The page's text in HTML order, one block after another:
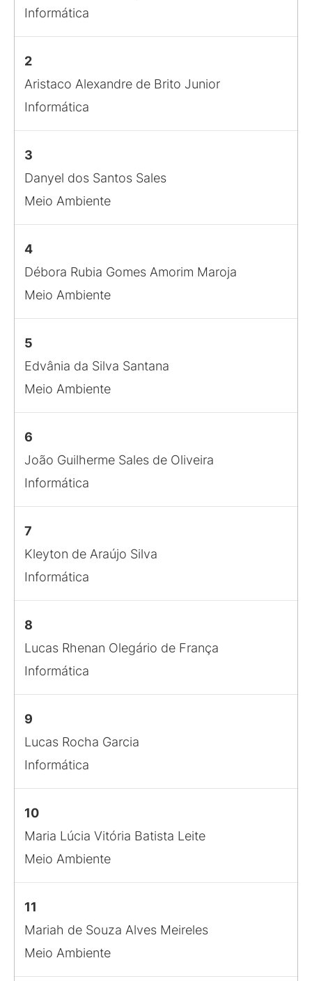
Informática
2
Aristaco Alexandre de Brito Junior
Informática
3
Danyel dos Santos Sales
Meio Ambiente
4
Débora Rubia Gomes Amorim Maroja
Meio Ambiente
5
Edvânia da Silva Santana
Meio Ambiente
6
João Guilherme Sales de Oliveira
Informática
7
Kleyton de Araújo Silva
Informática
8
Lucas Rhenan Olegário de França
Informática
9
Lucas Rocha Garcia
Informática
10
Maria Lúcia Vitória Batista Leite
Meio Ambiente
11
Mariah de Souza Alves Meireles
Meio Ambiente